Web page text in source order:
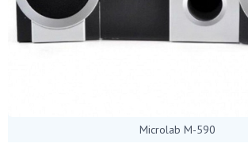
Microlab M-590